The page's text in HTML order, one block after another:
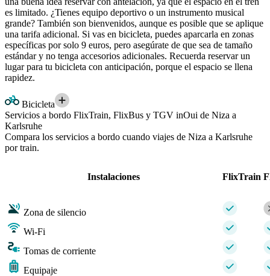
es limitado. ¿Tienes equipo deportivo o un instrumento musical
grande? También son bienvenidos, aunque es posible que se aplique
una tarifa adicional. Si vas en bicicleta, puedes aparcarla en zonas
específicas por solo 9 euros, pero asegúrate de que sea de tamaño
estándar y no tenga accesorios adicionales. Recuerda reservar un
lugar para tu bicicleta con anticipación, porque el espacio se llena
rapidez.
Bicicleta
Servicios a bordo FlixTrain, FlixBus y TGV inOui de Niza a
Karlsruhe
Compara los servicios a bordo cuando viajes de Niza a Karlsruhe
por train.
Instalaciones FlixTrain
Zona de silencio
Wi-Fi
Tomas de corriente
Equipaje